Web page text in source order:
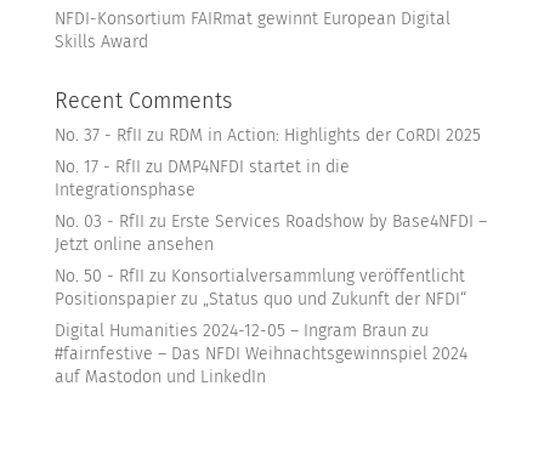
NFDI-Konsortium FAIRmat gewinnt European Digital
Skills Award
Recent Comments
No. 37 - RfII zu RDM in Action: Highlights der CoRDI 2025
No. 17 - RfII zu DMP4NFDI startet in die
Integrationsphase
No. 03 - RfII zu Erste Services Roadshow by Base4NFDI –
Jetzt online ansehen
No. 50 - RfII zu Konsortialversammlung veröffentlicht
Positionspapier zu „Status quo und Zukunft der NFDI“
Digital Humanities 2024-12-05 – Ingram Braun zu
#fairnfestive – Das NFDI Weihnachtsgewinnspiel 2024
auf Mastodon und LinkedIn